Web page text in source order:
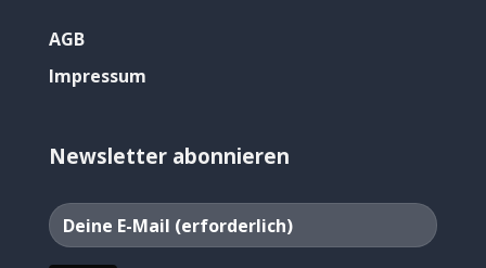
AGB
Impressum
Newsletter abonnieren